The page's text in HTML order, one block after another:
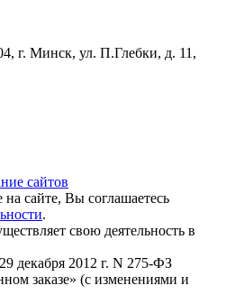
г. Минск, ул. П.Глебки, д. 11,
сайтов
сайте, Вы соглашаетесь
.
свою деятельность в
декабря 2012 г. N 275-ФЗ
заказе» (с изменениями и